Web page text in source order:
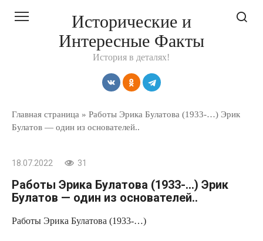
Исторические и
Интересные Факты
История в деталях!
Главная страница » Работы Эрика Булатова (1933-…) Эрик
Булатов — один из основателей..
18.07.2022 31
Работы Эрика Булатова (1933-…) Эрик
Булатов — один из основателей..
Работы Эрика Булатова (1933-…)